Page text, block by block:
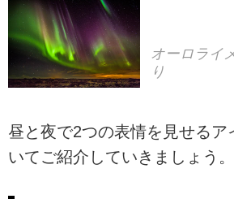
オーロライ
り
昼と夜で2つの表情を見せるア
いてご紹介していきましょう。